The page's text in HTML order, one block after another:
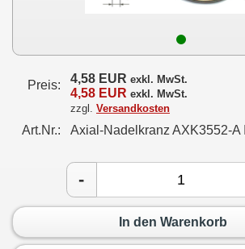
Preis: 4,58 EUR exkl. MwSt.
4,58 EUR exkl. MwSt.
zzgl. Versandkosten
Art.Nr.: Axial-Nadelkranz AXK3552-A
-
In den Warenkorb